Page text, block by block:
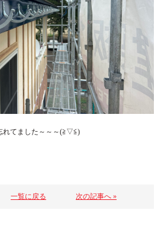
れてました～～～(≧▽≦)
一覧に戻る 次の記事へ »